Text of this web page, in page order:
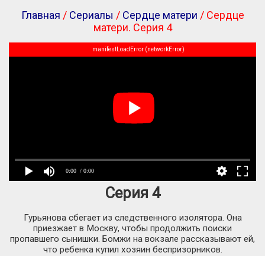
Главная / Сериалы / Сердце матери / Сердце
матери. Серия 4
0:00 / 0:00
manifestLoadError (networkError)
Серия 4
Гурьянова сбегает из следственного изолятора. Она
приезжает в Москву, чтобы продолжить поиски
пропавшего сынишки. Бомжи на вокзале рассказывают ей,
что ребенка купил хозяин беспризорников.